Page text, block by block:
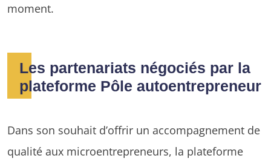
moment.
Les partenariats négociés par la
plateforme Pôle autoentrepreneur
Dans son souhait d’offrir un accompagnement de
qualité aux microentrepreneurs, la plateforme